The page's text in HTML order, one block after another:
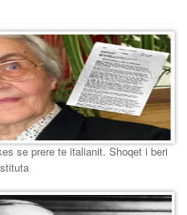
se prere te italianit. Shoqet i beri